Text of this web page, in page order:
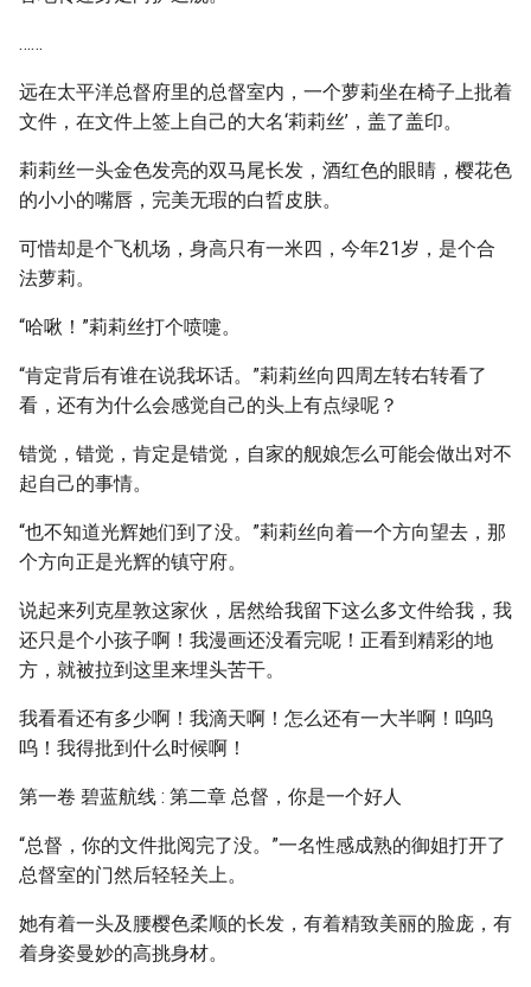
……
远在太平洋总督府里的总督室内，一个萝莉坐在椅子上批着
文件，在文件上签上自己的大名‘莉莉丝’，盖了盖印。
莉莉丝一头金色发亮的双马尾长发，酒红色的眼睛，樱花色
的小小的嘴唇，完美无瑕的白晢皮肤。
可惜却是个飞机场，身高只有一米四，今年21岁，是个合
法萝莉。
“哈啾！”莉莉丝打个喷嚏。
“肯定背后有谁在说我坏话。”莉莉丝向四周左转右转看了
看，还有为什么会感觉自己的头上有点绿呢？
错觉，错觉，肯定是错觉，自家的舰娘怎么可能会做出对不
起自己的事情。
“也不知道光辉她们到了没。”莉莉丝向着一个方向望去，那
个方向正是光辉的镇守府。
说起来列克星敦这家伙，居然给我留下这么多文件给我，我
还只是个小孩子啊！我漫画还没看完呢！正看到精彩的地
方，就被拉到这里来埋头苦干。
我看看还有多少啊！我滴天啊！怎么还有一大半啊！呜呜
呜！我得批到什么时候啊！
第一卷 碧蓝航线 : 第二章 总督，你是一个好人
“总督，你的文件批阅完了没。”一名性感成熟的御姐打开了
总督室的门然后轻轻关上。
她有着一头及腰樱色柔顺的长发，有着精致美丽的脸庞，有
着身姿曼妙的高挑身材。